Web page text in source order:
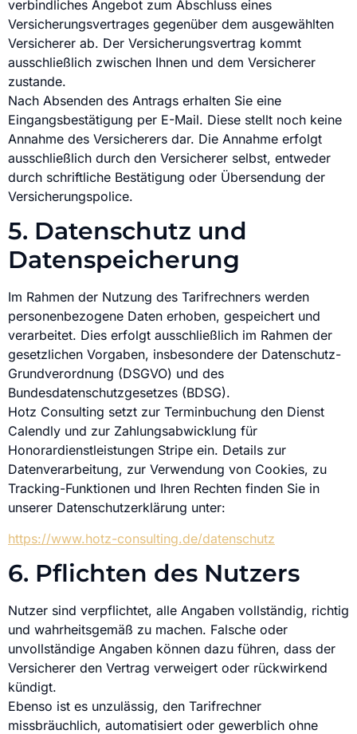
verbindliches Angebot zum Abschluss eines
Versicherungsvertrages gegenüber dem ausgewählten
Versicherer ab. Der Versicherungsvertrag kommt
ausschließlich zwischen Ihnen und dem Versicherer
zustande.
Nach Absenden des Antrags erhalten Sie eine
Eingangsbestätigung per E-Mail. Diese stellt noch keine
Annahme des Versicherers dar. Die Annahme erfolgt
ausschließlich durch den Versicherer selbst, entweder
durch schriftliche Bestätigung oder Übersendung der
Versicherungspolice.
5. Datenschutz und
Datenspeicherung
Im Rahmen der Nutzung des Tarifrechners werden
personenbezogene Daten erhoben, gespeichert und
verarbeitet. Dies erfolgt ausschließlich im Rahmen der
gesetzlichen Vorgaben, insbesondere der Datenschutz-
Grundverordnung (DSGVO) und des
Bundesdatenschutzgesetzes (BDSG).
Hotz Consulting setzt zur Terminbuchung den Dienst
Calendly und zur Zahlungsabwicklung für
Honorardienstleistungen Stripe ein. Details zur
Datenverarbeitung, zur Verwendung von Cookies, zu
Tracking-Funktionen und Ihren Rechten finden Sie in
unserer Datenschutzerklärung unter:
https://www.hotz-consulting.de/datenschutz
6. Pflichten des Nutzers
Nutzer sind verpflichtet, alle Angaben vollständig, richtig
und wahrheitsgemäß zu machen. Falsche oder
unvollständige Angaben können dazu führen, dass der
Versicherer den Vertrag verweigert oder rückwirkend
kündigt.
Ebenso ist es unzulässig, den Tarifrechner
missbräuchlich, automatisiert oder gewerblich ohne